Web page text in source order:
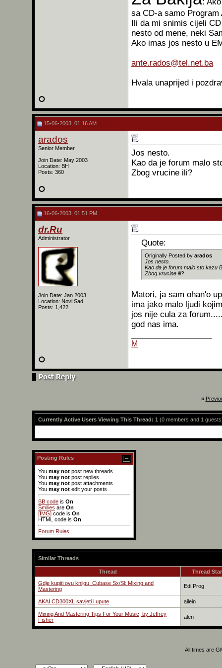
sa CD-a samo
Ili da mi snimis cijeli
nesto od mene, neki
Ako imas jos nesto u
ante.rados@tel.net.ba
Hvala unaprijed i
15-06-2003, 01:16 AM
arados
Senior Member
Join Date: May 2003
Location: BH
Posts: 360
Jos nesto.
Kao da je forum malo
Zbog vrucine ili?
16-06-2003, 01:51 PM
dr.Ru
Administrator
Join Date: Jan 2003
Location: Novi Sad
Posts: 1,422
Quote:
Originally Posted by arados
Jos nesto.
Kao da je forum malo sto kazu
Zbog vrucine ili?
Matori, ja sam ohan'o
ima jako malo ljudi
jos nije cula za
god nas ima.
M
«
Currently Active Users Viewing This Thread: 1 (0 members and 1
Posting Rules
You may not post new threads
You may not post replies
You may not post attachments
You may not edit your posts
BB code is On
Smilies are On
[IMG] code is On
HTML code is On
Forum Rules
Similar Threads
Thread
Thread
Gdje kupiti ovu knjigu: Cubase Sx/Sl: Mixing and
Mastering
Edi Prog
AKAI CD300XL savjeti i upute ailein
Mixing And Mastering Tips For Your Music, by Jeffrey
Fisher
alen
All times are